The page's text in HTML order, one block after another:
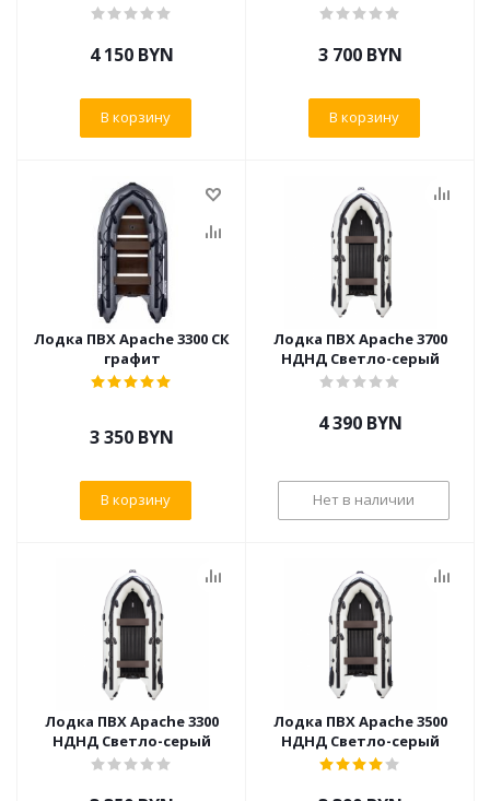
4 150 BYN
В корзину
3 700 BYN
В корзину
Лодка ПВХ Apache 3300 СК
графит
3 350 BYN
В корзину
Лодка ПВХ Apache 3700
НДНД Светло-серый
4 390 BYN
Нет в наличии
Лодка ПВХ Apache 3300
НДНД Светло-серый
Лодка ПВХ Apache 3500
НДНД Светло-серый